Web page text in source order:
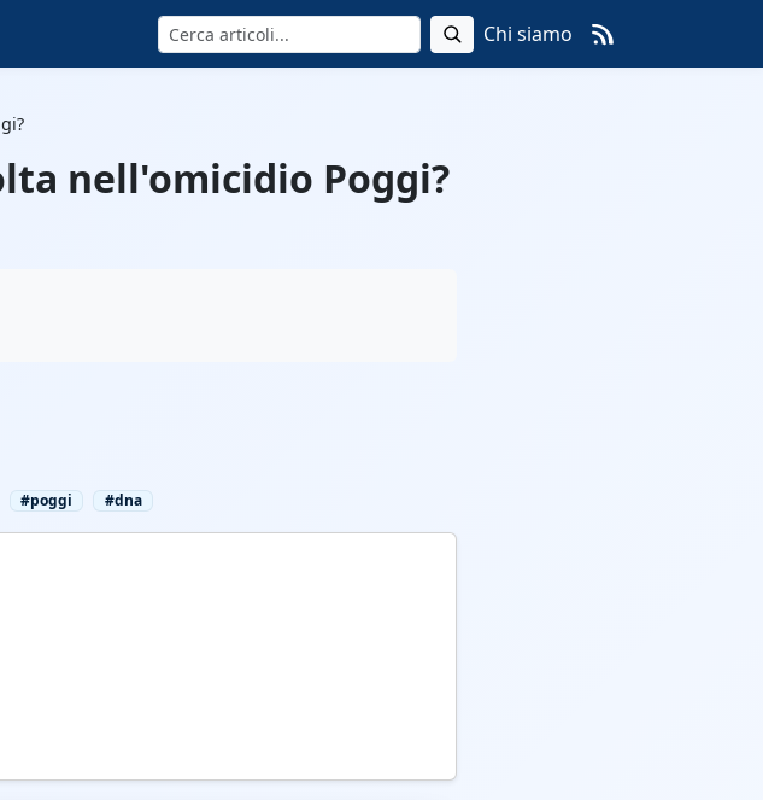
Cerca Chi siamo
nell'omicidio Poggi?
#poggi #dna